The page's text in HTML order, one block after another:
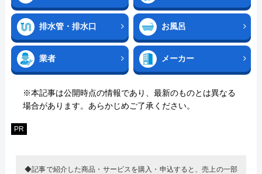
排水管・排水口 お風呂
業者 メーカー
※本記事は公開時点の情報であり、最新のものとは異なる
場合があります。あらかじめご了承ください。
PR
◆記事で紹介した商品・サービスを購入・申込すると、売上の一部